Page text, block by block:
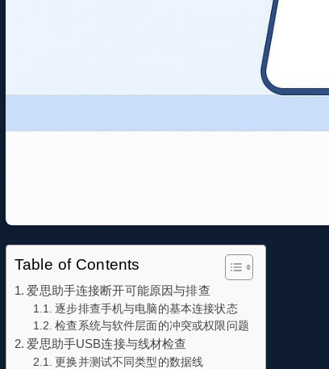
Table of Contents
爱思助手连接断开可能原因与排查
逐步排查手机与电脑的基本连接状态
检查系统与软件层面的冲突或权限问题
爱思助手USB连接与线材检查
更换并测试不同类型的数据线